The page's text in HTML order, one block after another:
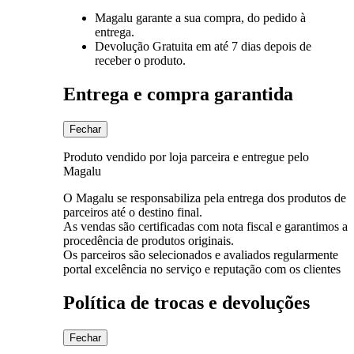
Magalu garante a sua compra, do pedido à
entrega.
Devolução Gratuita em até 7 dias depois de
receber o produto.
Entrega e compra garantida
Fechar
Produto vendido por loja parceira e entregue pelo
Magalu
O Magalu se responsabiliza pela entrega dos produtos de
parceiros até o destino final.
As vendas são certificadas com nota fiscal e garantimos a
procedência de produtos originais.
Os parceiros são selecionados e avaliados regularmente
portal excelência no serviço e reputação com os clientes
Política de trocas e devoluções
Fechar